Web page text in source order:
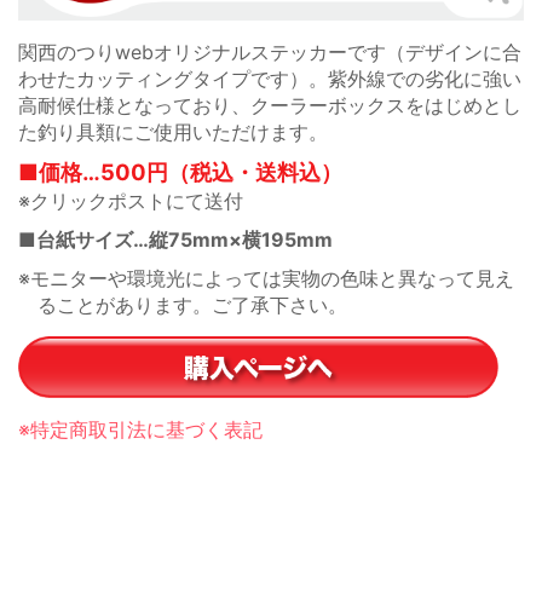
関西のつりwebオリジナルステッカーです（デザインに合
わせたカッティングタイプです）。紫外線での劣化に強い
高耐候仕様となっており、クーラーボックスをはじめとし
た釣り具類にご使用いただけます。
■価格…500円（税込・送料込）
※クリックポストにて送付
■台紙サイズ…縦75mm×横195mm
※モニターや環境光によっては実物の色味と異なって見え
ることがあります。ご了承下さい。
※特定商取引法に基づく表記